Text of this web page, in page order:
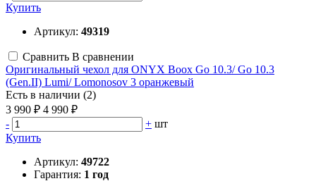
Купить
Артикул: 49319
Сравнить В сравнении
Оригинальный чехол для ONYX Boox Go 10.3/ Go 10.3
(Gen.II) Lumi/ Lomonosov 3 оранжевый
Есть в наличии (2)
3 990 ₽ 4 990 ₽
-
+ шт
Купить
Артикул: 49722
Гарантия: 1 год